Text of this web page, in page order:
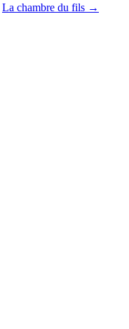
La chambre du fils →